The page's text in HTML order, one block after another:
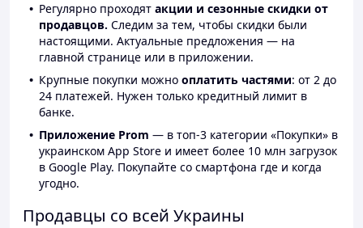
Регулярно проходят акции и сезонные скидки от
продавцов. Следим за тем, чтобы скидки были
настоящими. Актуальные предложения — на
главной странице или в приложении.
Крупные покупки можно оплатить частями: от 2 до
24 платежей. Нужен только кредитный лимит в
банке.
Приложение Prom — в топ-3 категории «Покупки» в
украинском App Store и имеет более 10 млн загрузок
в Google Play. Покупайте со смартфона где и когда
угодно.
Продавцы со всей Украины